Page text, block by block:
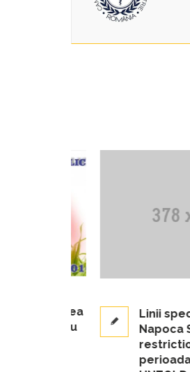
Linii
Napoca S.A.
perioada